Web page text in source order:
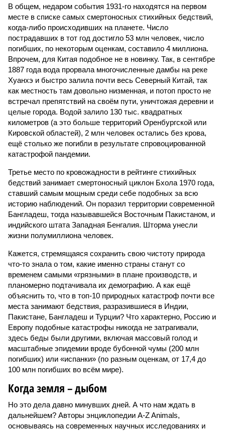
В общем, недаром события 1931-го находятся на первом
месте в списке самых смертоносных стихийных бедствий,
когда-либо происходивших на планете. Число
пострадавших в тот год достигло 53 млн человек, число
погибших, по некоторым оценкам, составило 4 миллиона.
Впрочем, для Китая подобное не в новинку. Так, в сентябре
1887 года вода прорвала многочисленные дамбы на реке
Хуанхэ и быстро залила почти весь Северный Китай, так
как местность там довольно низменная, и потоп просто не
встречал препятствий на своём пути, уничтожая деревни и
целые города. Водой залило 130 тыс. квадратных
километров (а это больше территорий Оренбургской или
Кировской областей), 2 млн человек остались без крова,
ещё столько же погибли в результате спровоцированной
катастрофой пандемии.
Третье место по кровожадности в рейтинге стихийных
бедствий занимает смертоносный циклон Бхола 1970 года,
ставший самым мощным среди себе подобных за всю
историю наблюдений. Он поразил территории современной
Бангладеш, тогда называвшейся Восточным Пакистаном, и
индийского штата Западная Бенгалия. Шторма унесли
жизни полумиллиона человек.
Кажется, стремящаяся сохранить свою чистоту природа
что-то знала о том, какие именно страны станут со
временем самыми «грязными» в плане производств, и
планомерно подтачивала их демографию. А как ещё
объяснить то, что в топ-10 природных катастроф почти все
места занимают бедствия, разразившиеся в Индии,
Пакистане, Бангладеш и Турции? Что характерно, Россию и
Европу подобные катастрофы никогда не затрагивали,
здесь беды были другими, включая массовый голод и
масштабные эпидемии вроде бубонной чумы (200 млн
погибших) или «испанки» (по разным оценкам, от 17,4 до
100 млн погибших во всём мире).
Когда земля – дыбом
Но это дела давно минувших дней. А что нам ждать в
дальнейшем? Авторы энциклопедии A-Z Animals,
основываясь на современных научных исследованиях и